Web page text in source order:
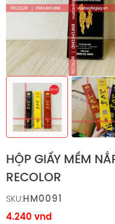
HỘP GIẤY MỀM
RECOLOR
SKU:HM0091
4.240 vnd